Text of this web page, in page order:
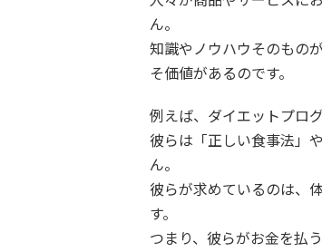
ん。
知識やノウハウそのもの
そ価値があるのです。
例えば、ダイエットプロ
彼らは「正しい食事法」
ん。
彼らが求めているのは、
す。
つまり、彼らがお金を払